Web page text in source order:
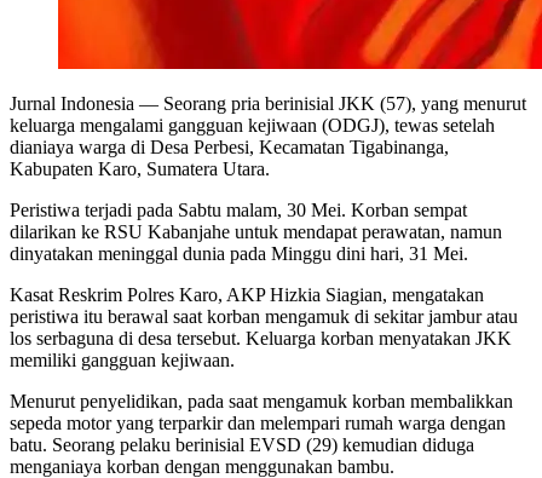
Jurnal Indonesia — Seorang pria berinisial JKK (57), yang menurut
keluarga mengalami gangguan kejiwaan (ODGJ), tewas setelah
dianiaya warga di Desa Perbesi, Kecamatan Tigabinanga,
Kabupaten Karo, Sumatera Utara.
Peristiwa terjadi pada Sabtu malam, 30 Mei. Korban sempat
dilarikan ke RSU Kabanjahe untuk mendapat perawatan, namun
dinyatakan meninggal dunia pada Minggu dini hari, 31 Mei.
Kasat Reskrim Polres Karo, AKP Hizkia Siagian, mengatakan
peristiwa itu berawal saat korban mengamuk di sekitar jambur atau
los serbaguna di desa tersebut. Keluarga korban menyatakan JKK
memiliki gangguan kejiwaan.
Menurut penyelidikan, pada saat mengamuk korban membalikkan
sepeda motor yang terparkir dan melempari rumah warga dengan
batu. Seorang pelaku berinisial EVSD (29) kemudian diduga
menganiaya korban dengan menggunakan bambu.